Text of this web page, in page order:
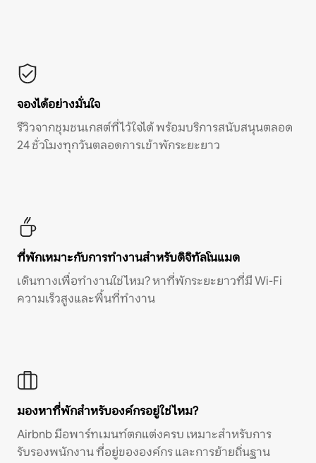
จองได้อย่างมั่นใจ
รีวิวจากชุมชนเกสต์ที่ไว้ใจได้ พร้อมบริการสนับสนุนตลอด
24 ชั่วโมงทุกวันตลอดการเข้าพักระยะยาว
ที่พักเหมาะกับการทำงานสำหรับดิจิทัลโนแมด
เดินทางเพื่อทำงานใช่ไหม? หาที่พักระยะยาวที่มี Wi-Fi
ความเร็วสูงและพื้นที่ทำงาน
มองหาที่พักสำหรับองค์กรอยู่ใช่ไหม?
Airbnb มีอพาร์ทเมนท์ตกแต่งครบ เหมาะสำหรับการ
รับรองพนักงาน ที่อยู่ขององค์กร และการย้ายถิ่นฐาน